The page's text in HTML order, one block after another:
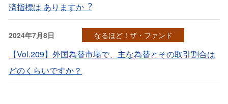
済指標は ありますか︖
2024年7月8日 なるほど！ザ・ファンド
【Vol.209】外国為替市場で、主な為替とその取引割合は
どのくらいですか？